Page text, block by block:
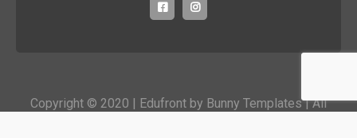
Copyright © 2020 | Edufront by Bunny Templates| All